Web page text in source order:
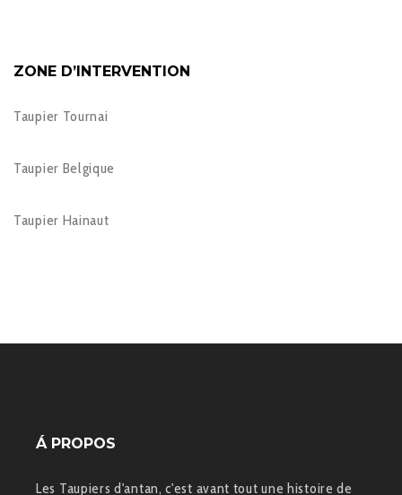
ZONE D’INTERVENTION
Taupier Tournai
Taupier Belgique
Taupier Hainaut
Á PROPOS
Les Taupiers d'antan, c'est avant tout une histoire de